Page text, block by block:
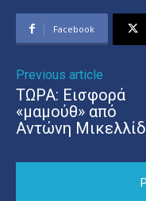
Facebook
Previous article
ΤΩΡΑ: Εισφορά
«μαμούθ» από
Αντώνη